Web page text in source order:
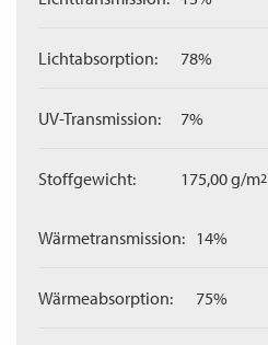
Lichtabsorption: 78%
UV-Transmission: 7%
Stoffgewicht: 175,00 g/m2
Wärmetransmission: 14%
Wärmeabsorption: 75%